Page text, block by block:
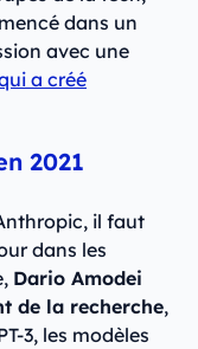
dans un
avec une
a créé
2021
il faut
dans les
Dario Amodei
de la recherche,
3, les modèles